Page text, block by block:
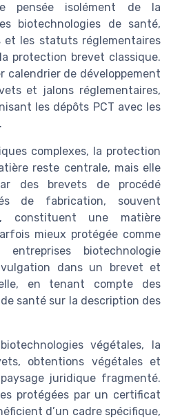
pensée isolément de la
biotechnologies de santé,
et les statuts réglementaires
protection brevet classique.
calendrier de développement
et jalons réglementaires,
les dépôts PCT avec les
complexes, la protection
reste centrale, mais elle
des brevets de procédé
de fabrication, souvent
constituent une matière
mieux protégée comme
biotechnologie
dans un brevet et
en tenant compte des
santé sur la description des
végétales, la
obtentions végétales et
juridique fragmenté.
protégées par un certificat
d’un cadre spécifique,